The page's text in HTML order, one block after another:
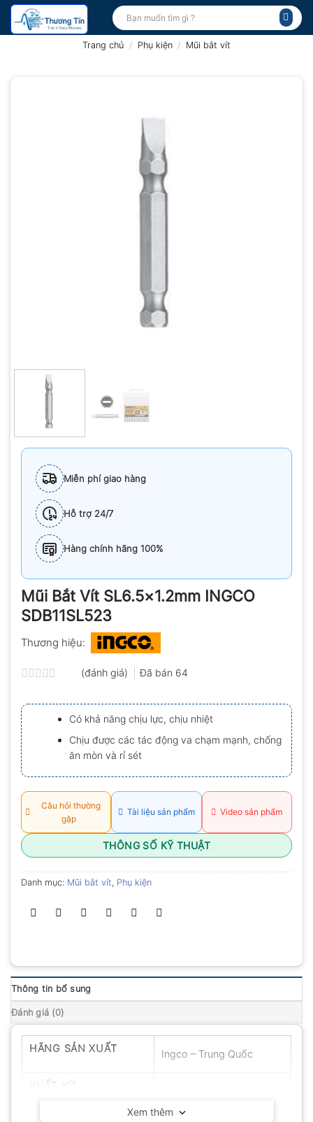
Bỏ
qua
Tìm
kiếm:
Trang chủ / Phụ kiện / Mũi bắt vít
Miễn phí giao hàng
Hỗ trợ 24/7
Hàng chính hãng 100%
Mũi Bắt Vít SL6.5×1.2mm INGCO
SDB11SL523
Thương hiệu:
xếp
hạng
0.0
5
sao
(đánh giá) Đã bán 64
Có khả năng chịu lực, chịu nhiệt
Chịu được các tác động va chạm mạnh, chống
ăn mòn và rỉ sét
Câu hỏi thường
gặp
Tài liệu sản phẩm Video sản phẩm
THÔNG SỐ KỸ THUẬT
Danh mục: Mũi bắt vít, Phụ kiện
Thông tin bổ sung
Đánh giá (0)
HÃNG SẢN XUẤT Ingco – Trung Quốc
Xem thêm